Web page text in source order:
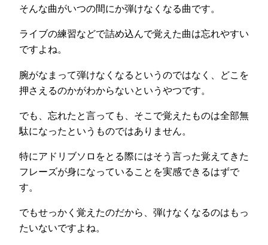
そんな曲がいつの間にか弾けなくなる曲です。
ライブの練習などで詰め込んで覚えた曲は忘れやすい
ですよね。
腕がなまって弾けなくなるというのではなく、どこを
押さえるのかがわからないというやつです。
でも、忘れたと言っても、そこで覚えたものは全部無
駄になったというものではありません。
特にアドリブソロをとる際にはそう言った覚えてきた
フレーズが身になっていることを実感できるはずで
す。
でもせっかく覚えたのだから、弾けなくなるのはもっ
たいないですよね。